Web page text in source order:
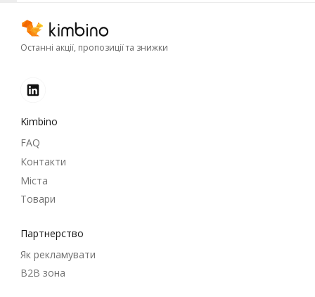
Останні акції, пропозиції та знижки
Kimbino
FAQ
Контакти
Міста
Товари
Партнерство
Як рекламувати
B2B зона